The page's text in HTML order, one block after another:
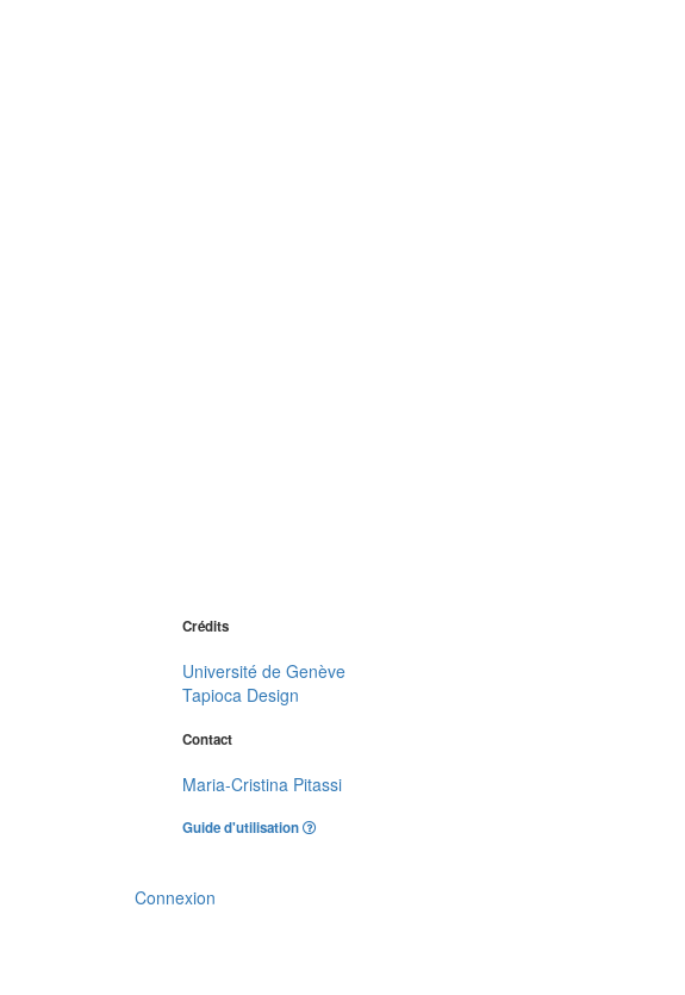
Crédits
Université de Genève
Tapioca Design
Contact
Maria-Cristina Pitassi
Guide d'utilisation
Connexion